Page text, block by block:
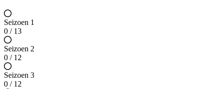
Seizoen 1
0 / 13
Seizoen 2
0 / 12
Seizoen 3
0 / 12